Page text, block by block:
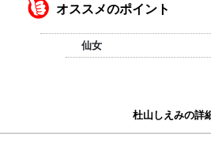
オススメのポイント
仙女
杜山しえみの詳